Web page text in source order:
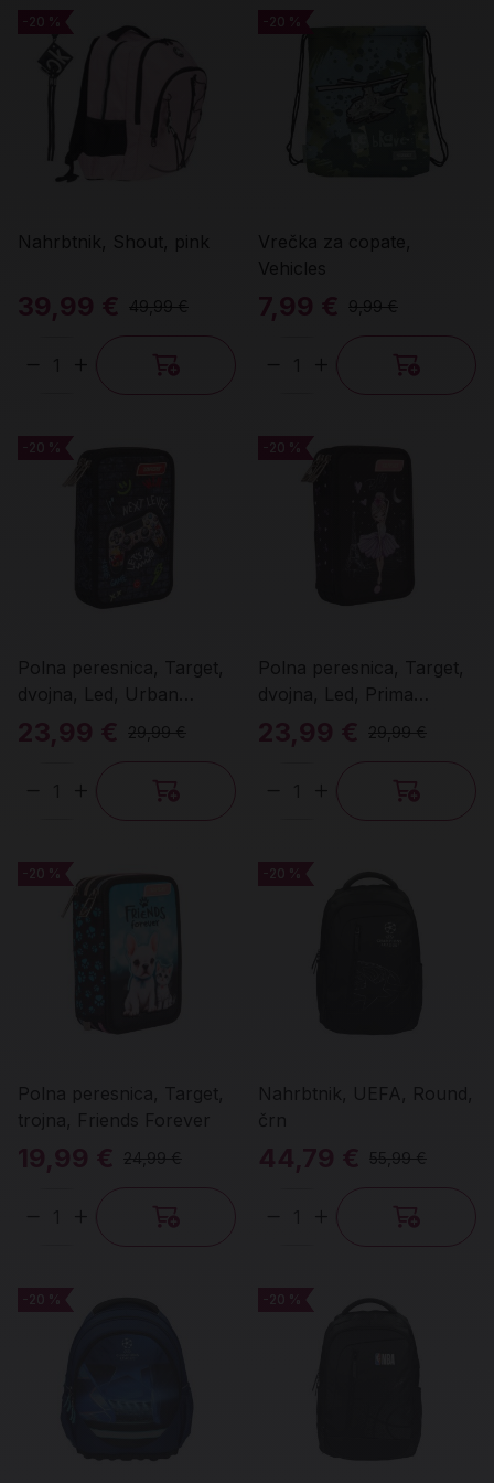
-20 %
Nahrbtnik, Shout, pink
-20 %
39,99 € 49,99 €
Količina
-20 %
Vrečka za copate,
Vehicles
-20 %
7,99 € 9,99 €
Količina
-20 %
Polna peresnica, Target,
dvojna, Led, Urban
Gaming
-20 %
23,99 € 29,99 €
Količina
-20 %
Polna peresnica, Target,
dvojna, Led, Prima
-20 %
23,99 € 29,99 €
Količina
Polna peresnica, Target,
trojna, Friends Forever
19,99 € 24,99 €
Količina
Nahrbtnik, UEFA, Round,
črn
44,79 € 55,99 €
Količina
-20 %
-20 % -20 %
-20 %